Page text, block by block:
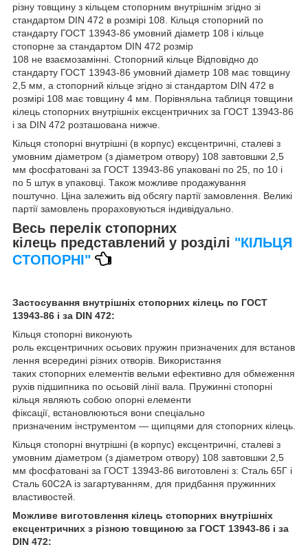
різну товщину з кільцем стопорним внутрішнім згідно зі
стандартом DIN 472 в розмірі 108. Кільця стопорний по
стандарту ГОСТ 13943-86 умовний діаметр 108 і кільце
стопорне за стандартом DIN 472 розмір
108 не взаємозамінні. Стопорний кільце Відповідно до
стандарту ГОСТ 13943-86 умовний діаметр 108 має товщину
2,5 мм, а стопорний кільце згідно зі стандартом DIN 472 в
розмірі 108 має товщину 4 мм. Порівняльна таблиця товщини
кілець стопорних внутрішніх ексцентричних за ГОСТ 13943-86
і за DIN 472 розташована нижче.
Кільця стопорні внутрішні (в корпус) ексцентричні, сталеві з
умовним діаметром (з діаметром отвору) 108 завтовшки 2,5
мм фосфатовані за ГОСТ 13943-86 упаковані по 25, по 10 і
по 5 штук в упаковці. Також можливе продажування
поштучно. Ціна залежить від обсягу партії замовлення. Великі
партії замовлень прораховуються індивідуально.
Весь перелік стопорних
кілець представлений у розділі "КІЛЬЦЯ
СТОПОРНІ"
Застосування внутрішніх стопорних кілець по ГОСТ
13943-86 і за DIN 472:
Кільця стопорні виконують
роль ексцентричних осьових пружин призначених для встанов
лення всередині різних отворів. Використання
таких стопорних елементів вельми ефективно для обмеження
рухів підшипника по осьовій лінії вала. Пружинні стопорні
кільця являють собою опорні елементи
фіксації, встановлюються вони спеціально
призначеним інструментом — щипцями для стопорних кілець.
Кільця стопорні внутрішні (в корпус) ексцентричні, сталеві з
умовним діаметром (з діаметром отвору) 108 завтовшки 2,5
мм фосфатовані за ГОСТ 13943-86 виготовлені з: Сталь 65Г і
Сталь 60С2А із загартуванням, для придбання пружинних
властивостей.
Можливе виготовлення кілець стопорних внутрішніх
ексцентричних з різною товщиною за ГОСТ 13943-86 і за
DIN 472: